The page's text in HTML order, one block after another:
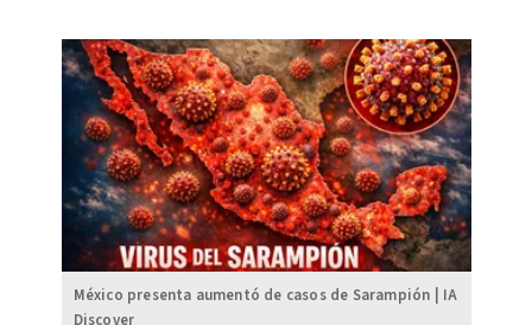
México presenta aumentó de casos de Sarampión | IA
Discover